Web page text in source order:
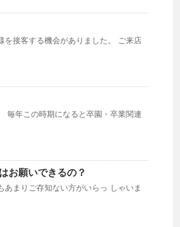
を接客する機会がありました。 ご来店
毎年この時期になると卒園・卒業関連
お願いできるの？
まりご存知ない方がいらっ しゃいま